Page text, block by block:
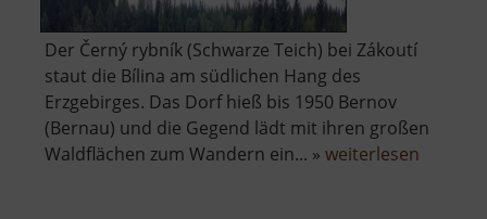
Der Černý rybník (Schwarze Teich) bei Zákoutí
staut die Bílina am südlichen Hang des
Erzgebirges. Das Dorf hieß bis 1950 Bernov
(Bernau) und die Gegend lädt mit ihren großen
Waldflächen zum Wandern ein... » weiterlesen